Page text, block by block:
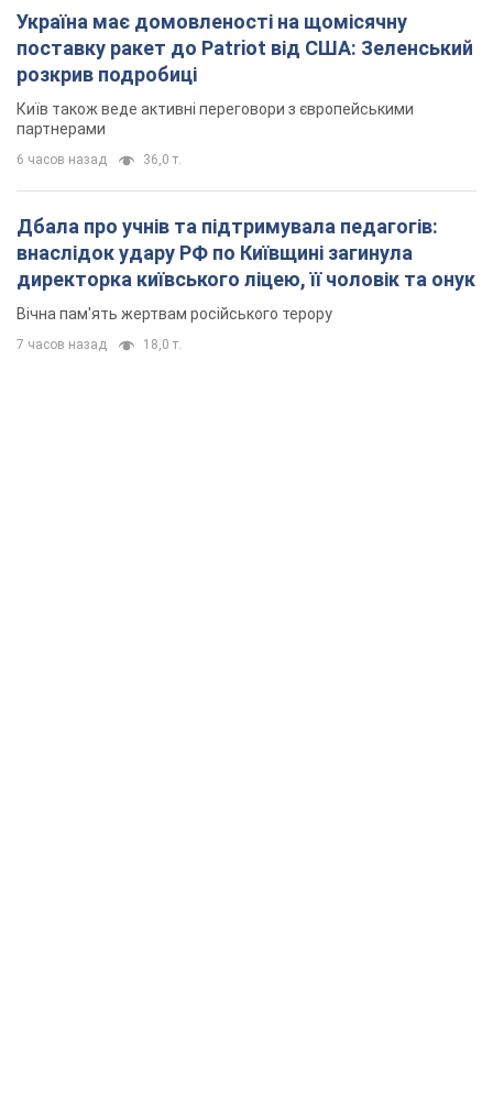
Україна має домовленості на щомісячну
поставку ракет до Patriot від США: Зеленський
розкрив подробиці
Київ також веде активні переговори з європейськими
партнерами
6 часов назад 36,0 т.
Дбала про учнів та підтримувала педагогів:
внаслідок удару РФ по Київщині загинула
директорка київського ліцею, її чоловік та онук
Вічна пам'ять жертвам російського терору
7 часов назад 18,0 т.